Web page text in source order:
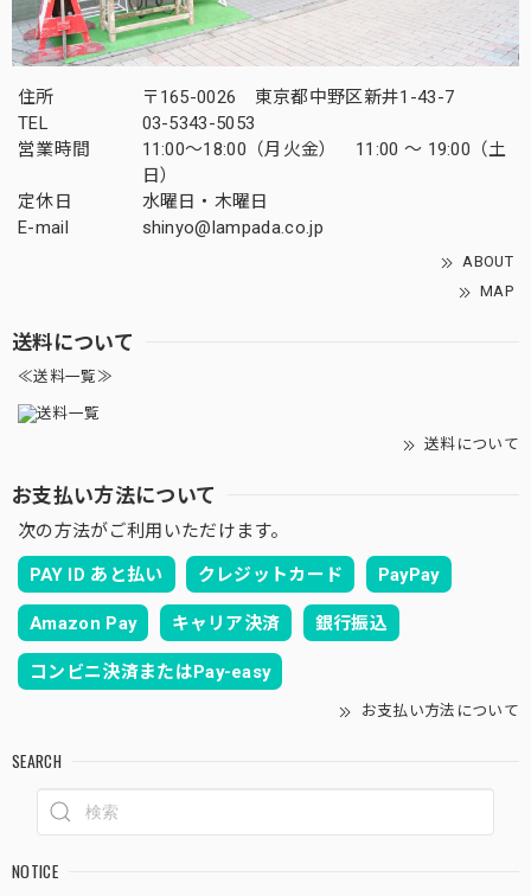
住所
〒165-0026 東京都中野区新井1-43-7
TEL
03-5343-5053
営業時間
11:00～18:00（月火金） 11:00 ～ 19:00（土
日）
定休日
水曜日・木曜日
E-mail
shinyo@lampada.co.jp
ABOUT
MAP
送料について
≪送料一覧≫
送料について
お支払い方法について
次の方法がご利用いただけます。
PAY ID あと払い クレジットカード PayPay
Amazon Pay キャリア決済 銀行振込
コンビニ決済またはPay-easy
お支払い方法について
SEARCH
NOTICE